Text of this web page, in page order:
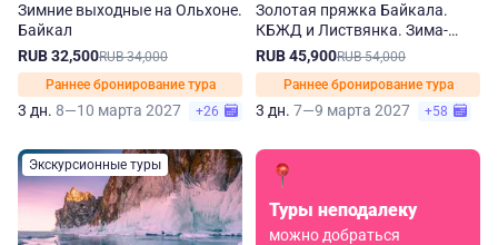
Зимние выходные на Ольхоне.
Байкал
RUB 32,500RUB 34,000
Раннее бронирование тура
3 дн. 8—10 марта 2027 +26
Золотая пряжка Байкала.
КБЖД и Листвянка. Зима-
весна
RUB 45,900RUB 54,000
Раннее бронирование тура
3 дн. 7—9 марта 2027 +58
Экскурсионные туры
Туры неподалеку
можно добраться